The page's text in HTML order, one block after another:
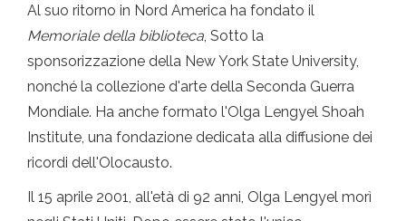
Al suo ritorno in Nord America ha fondato il
Memoriale della biblioteca, Sotto la
sponsorizzazione della New York State University,
nonché la collezione d'arte della Seconda Guerra
Mondiale. Ha anche formato l'Olga Lengyel Shoah
Institute, una fondazione dedicata alla diffusione dei
ricordi dell'Olocausto.
Il 15 aprile 2001, all'età di 92 anni, Olga Lengyel morì